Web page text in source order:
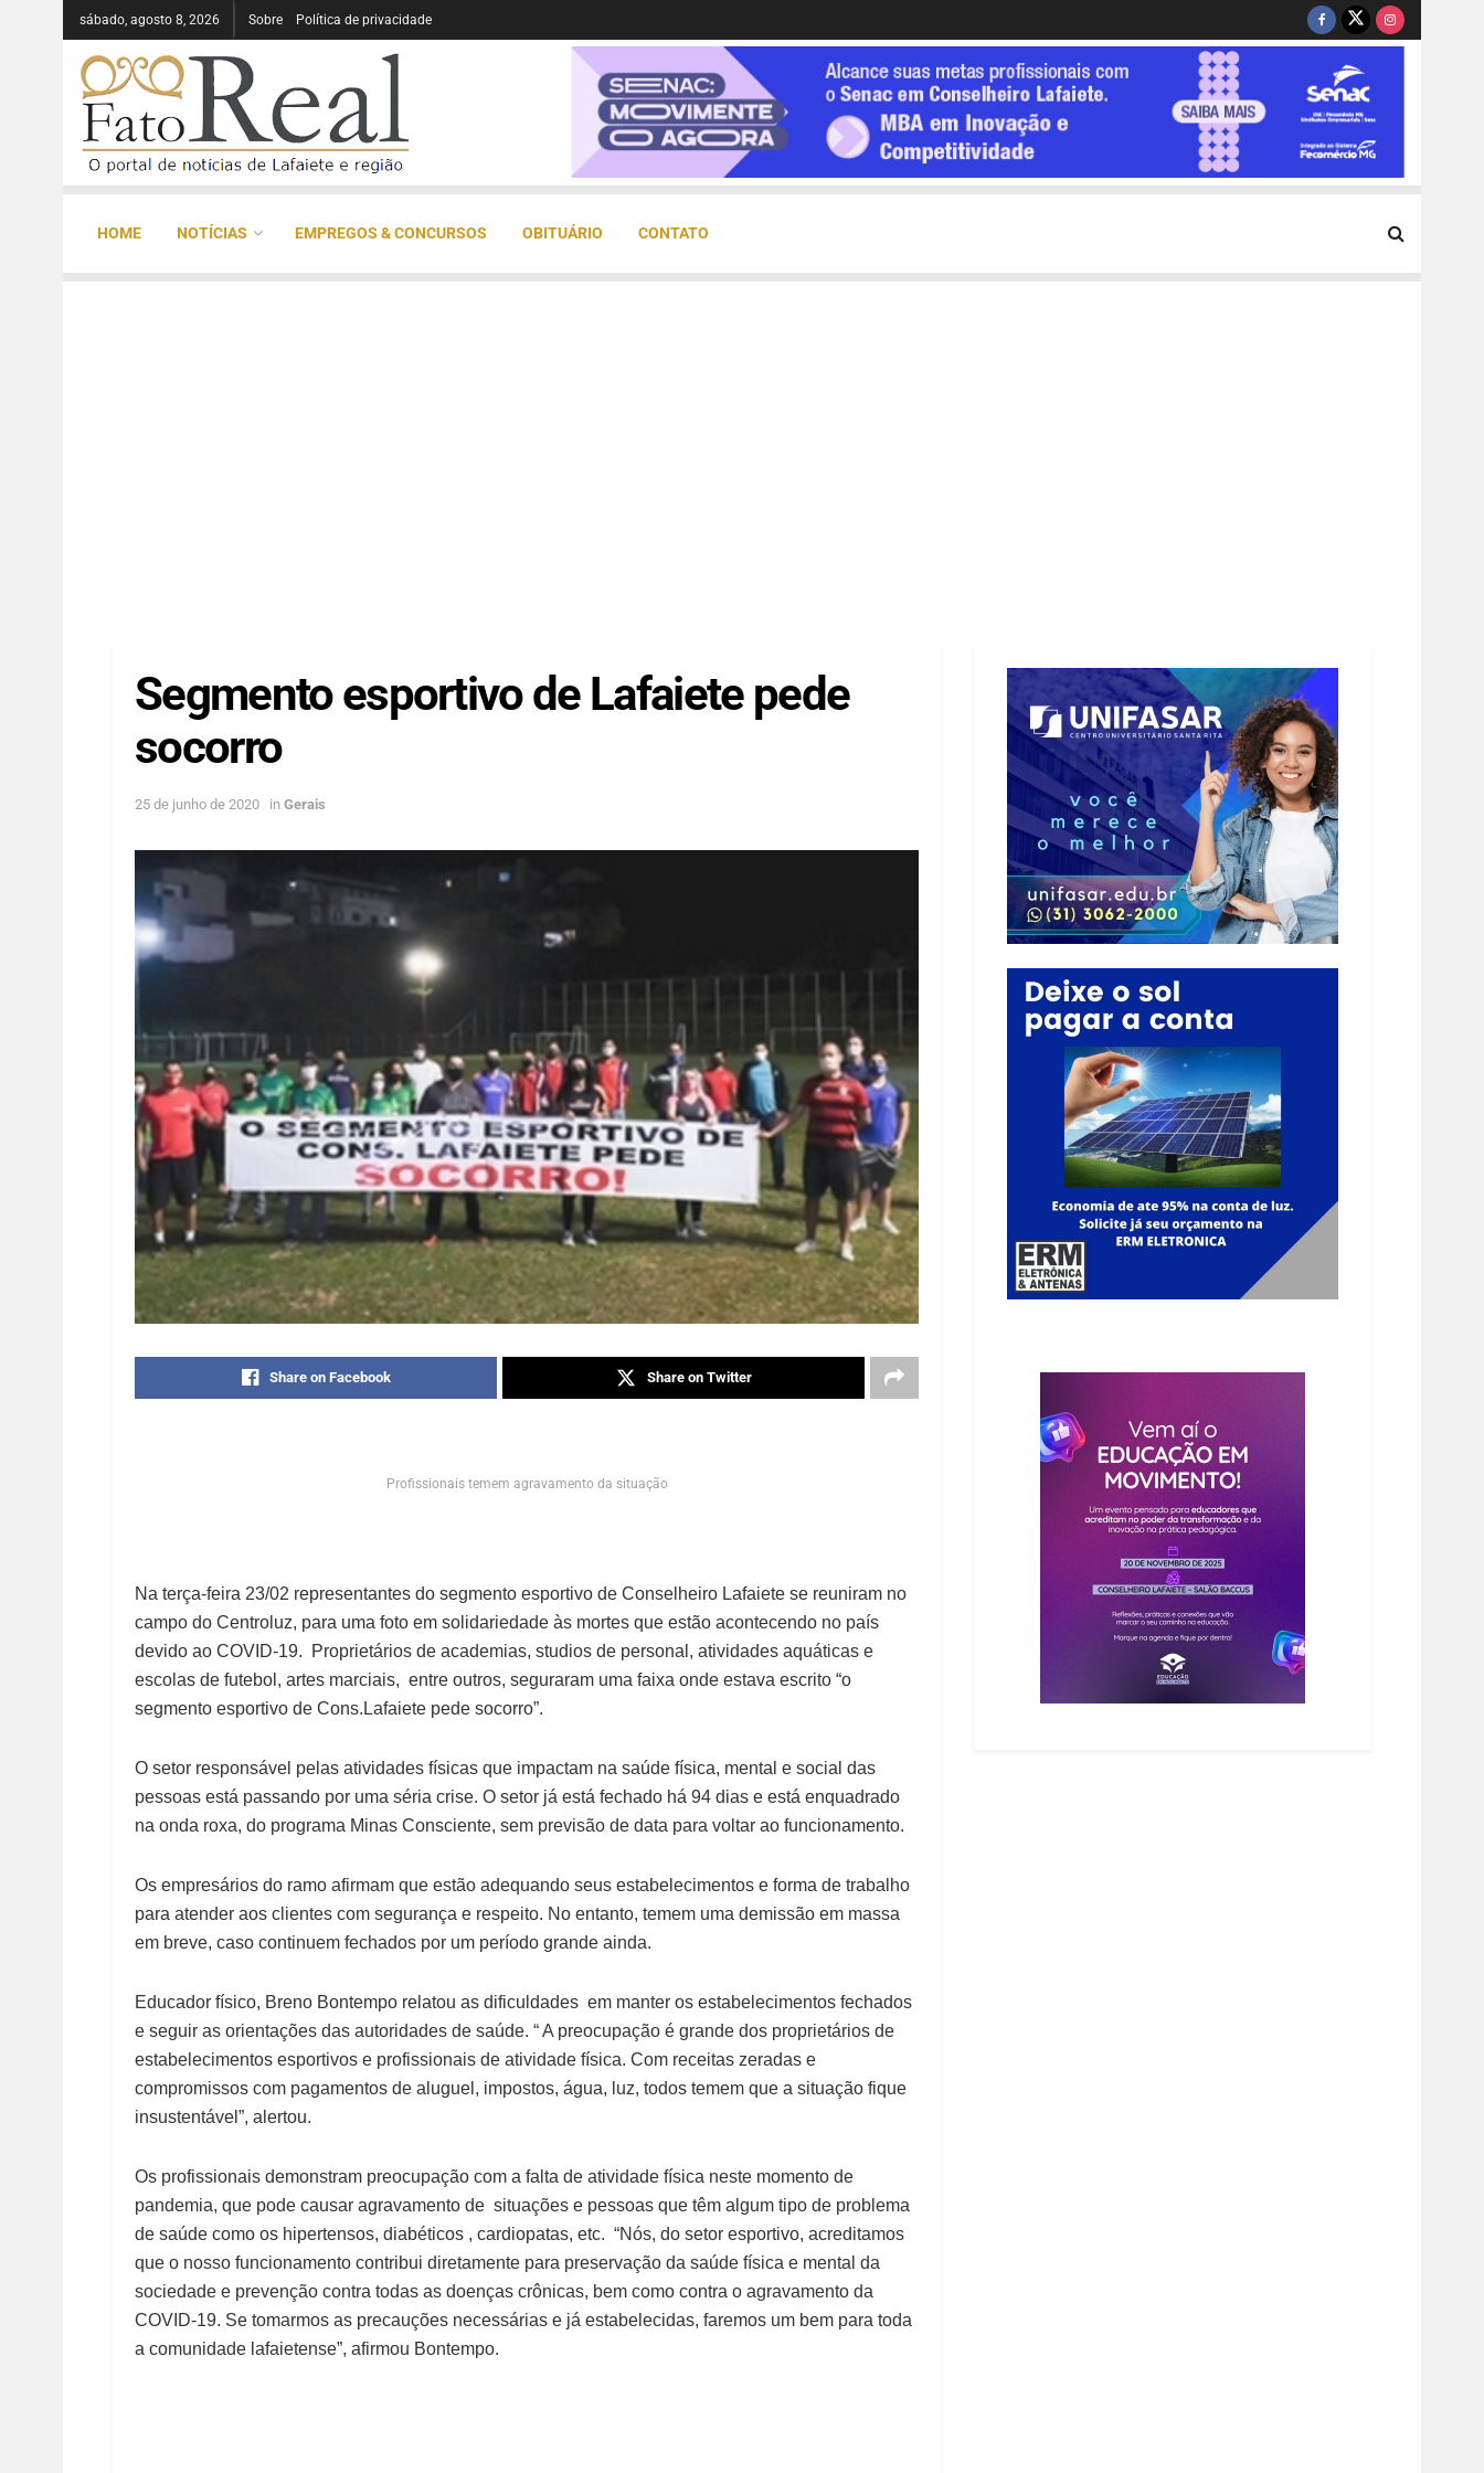
sábado, agosto 8, 2026 Sobre Política de privacidade
HOME NOTÍCIAS EMPREGOS & CONCURSOS OBITUÁRIO CONTATO
Segmento esportivo de Lafaiete pede
socorro
25 de junho de 2020 in Gerais
Share on Facebook Share on Twitter
Profissionais temem agravamento da situação
Na terça-feira 23/02 representantes do segmento esportivo de Conselheiro Lafaiete se reuniram no
campo do Centroluz, para uma foto em solidariedade às mortes que estão acontecendo no país
devido ao COVID-19. Proprietários de academias, studios de personal, atividades aquáticas e
escolas de futebol, artes marciais, entre outros, seguraram uma faixa onde estava escrito “o
segmento esportivo de Cons.Lafaiete pede socorro”.
O setor responsável pelas atividades físicas que impactam na saúde física, mental e social das
pessoas está passando por uma séria crise. O setor já está fechado há 94 dias e está enquadrado
na onda roxa, do programa Minas Consciente, sem previsão de data para voltar ao funcionamento.
Os empresários do ramo afirmam que estão adequando seus estabelecimentos e forma de trabalho
para atender aos clientes com segurança e respeito. No entanto, temem uma demissão em massa
em breve, caso continuem fechados por um período grande ainda.
Educador físico, Breno Bontempo relatou as dificuldades em manter os estabelecimentos fechados
e seguir as orientações das autoridades de saúde. “ A preocupação é grande dos proprietários de
estabelecimentos esportivos e profissionais de atividade física. Com receitas zeradas e
compromissos com pagamentos de aluguel, impostos, água, luz, todos temem que a situação fique
insustentável”, alertou.
Os profissionais demonstram preocupação com a falta de atividade física neste momento de
pandemia, que pode causar agravamento de situações e pessoas que têm algum tipo de problema
de saúde como os hipertensos, diabéticos , cardiopatas, etc. “Nós, do setor esportivo, acreditamos
que o nosso funcionamento contribui diretamente para preservação da saúde física e mental da
sociedade e prevenção contra todas as doenças crônicas, bem como contra o agravamento da
COVID-19. Se tomarmos as precauções necessárias e já estabelecidas, faremos um bem para toda
a comunidade lafaietense”, afirmou Bontempo.